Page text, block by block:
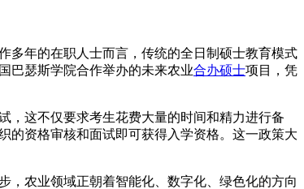
多年的在职人士而言，传统的全日制硕士教育模式
巴瑟斯学院合作举办的未来农业合办硕士项目，凭
，这不仅要求考生花费大量的时间和精力进行备
的资格审核和面试即可获得入学资格。这一政策大
，农业领域正朝着智能化、数字化、绿色化的方向